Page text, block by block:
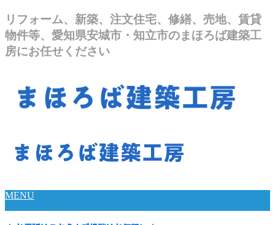
リフォーム、新築、注文住宅、修繕、売地、賃貸
物件等、愛知県安城市・知立市のまほろば建築工
房にお任せください
MENU